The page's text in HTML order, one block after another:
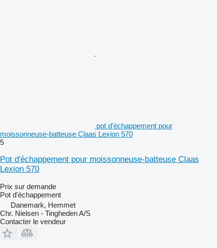
pot d'échappement pour
moissonneuse-batteuse Claas Lexion 570
5
Pot d'échappement pour moissonneuse-batteuse Claas
Lexion 570
Prix sur demande
Pot d'échappement
Danemark, Hemmet
Chr. Nielsen - Tingheden A/S
Contacter le vendeur